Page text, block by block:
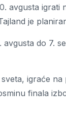
avgusta
je
do 7.
igraće
finala